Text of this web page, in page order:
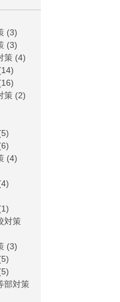
(3)
(3)
策 (4)
策 (2)
(4)
対策
(3)
部対策